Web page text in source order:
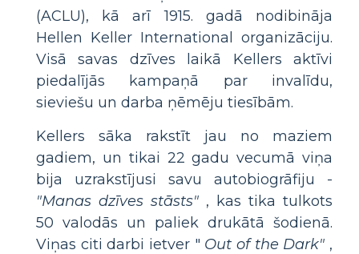
(ACLU), kā arī 1915. gadā nodibināja
Hellen Keller International organizāciju.
Visā savas dzīves laikā Kellers aktīvi
piedalījās kampaņā par invalīdu,
sieviešu un darba ņēmēju tiesībām.
Kellers sāka rakstīt jau no maziem
gadiem, un tikai 22 gadu vecumā viņa
bija uzrakstījusi savu autobiogrāfiju -
"Manas dzīves stāsts" , kas tika tulkots
50 valodās un paliek drukātā šodienā.
Viņas citi darbi ietver " Out of the Dark" ,